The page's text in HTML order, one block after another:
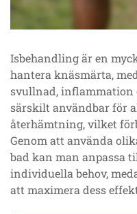
Isbehandling är en
hantera knäsmärta,
svullnad, inflammation
särskilt användbar för
återhämtning, vilket
Genom att använda
bad kan man anpassa
individuella behov,
att maximera dess